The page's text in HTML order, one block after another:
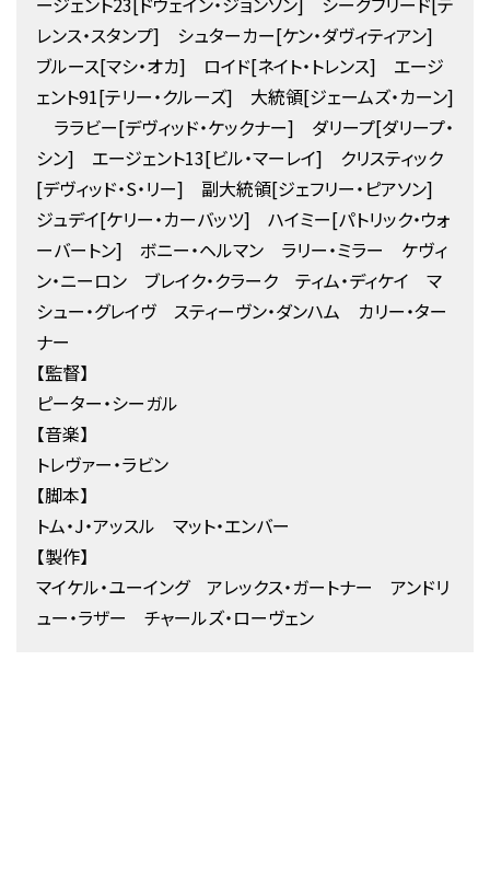
レンス・スタンプ] シュターカー[ケン・ダヴィティアン]
ブルース[マシ・オカ] ロイド[ネイト・トレンス] エージ
ェント91[テリー・クルーズ] 大統領[ジェームズ・カーン]
ララビー[デヴィッド・ケックナー] ダリープ[ダリープ・
シン] エージェント13[ビル・マーレイ] クリスティック
[デヴィッド・S・リー] 副大統領[ジェフリー・ピアソン]
ジュデイ[ケリー・カーバッツ] ハイミー[パトリック・ウォ
ーバートン] ボニー・ヘルマン ラリー・ミラー ケヴィ
ン・ニーロン ブレイク・クラーク ティム・ディケイ マ
シュー・グレイヴ スティーヴン・ダンハム カリー・ター
ナー
【監督】
ピーター・シーガル
【音楽】
トレヴァー・ラビン
【脚本】
トム・J・アッスル マット・エンバー
【製作】
マイケル・ユーイング アレックス・ガートナー アンドリ
ュー・ラザー チャールズ・ローヴェン